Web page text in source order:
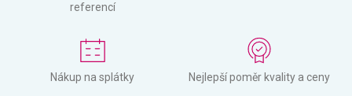
referencí
Nákup na splátky Nejlepší poměr kvality a ceny